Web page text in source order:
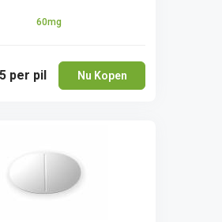
60mg
per pil Nu Kopen